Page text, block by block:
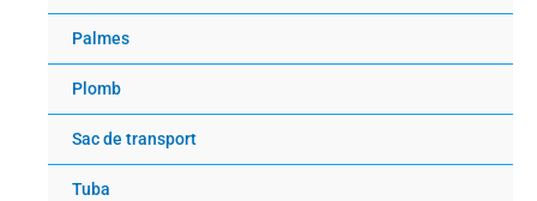
Palmes
Plomb
Sac de transport
Tuba